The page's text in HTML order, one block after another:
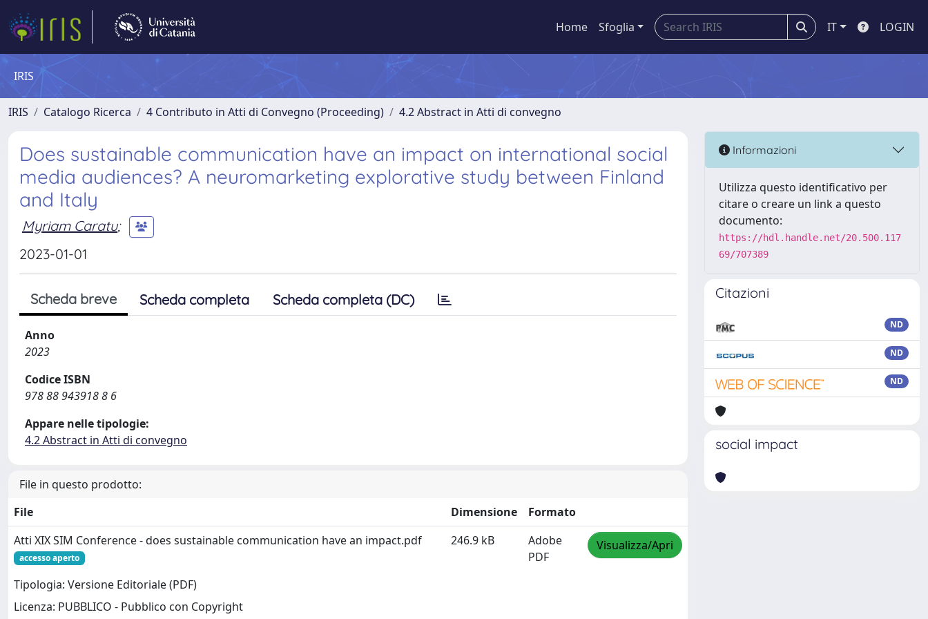
Home Sfoglia IT LOGIN
IRIS
IRIS Catalogo Ricerca 4 Contributo in Atti di Convegno (Proceeding) 4.2 Abstract in Atti di convegno
Does sustainable communication have an impact on international social
media audiences? A neuromarketing explorative study between Finland
and Italy
Myriam Caratu;
2023-01-01
Scheda breve Scheda completa Scheda completa (DC)
Anno
2023
Codice ISBN
978 88 943918 8 6
Appare nelle tipologie:
4.2 Abstract in Atti di convegno
File in questo prodotto:
File
Dimensione
Formato
Atti XIX SIM Conference - does sustainable communication have an impact.pdf
accesso aperto
Tipologia: Versione Editoriale (PDF)
Licenza: PUBBLICO - Pubblico con Copyright
246.9 kB
Adobe
PDF
Visualizza/Apri
Informazioni
Utilizza questo identificativo per
citare o creare un link a questo
documento:
https://hdl.handle.net/20.500.117
69/707389
Citazioni
ND
ND
ND
social impact